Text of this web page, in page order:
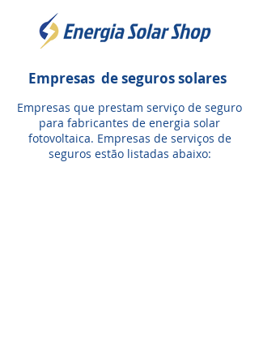
Empresas de seguros solares
Empresas que prestam serviço de seguro
para fabricantes de energia solar
fotovoltaica. Empresas de serviços de
seguros estão listadas abaixo: